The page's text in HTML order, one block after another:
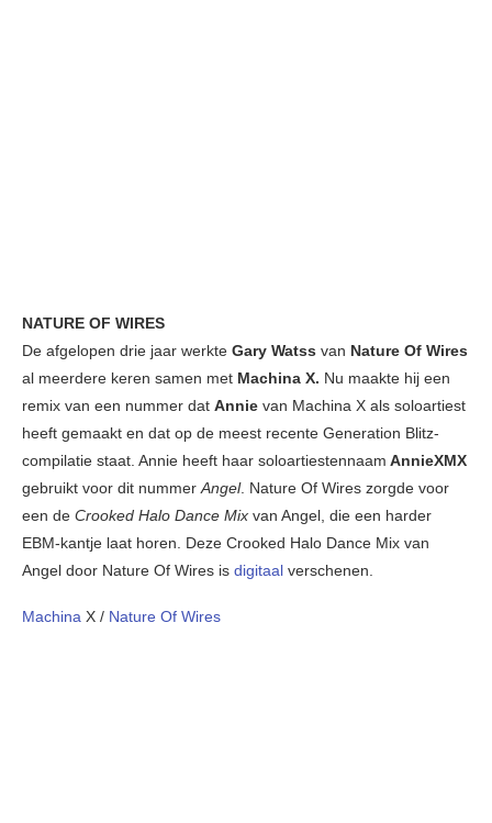
NATURE OF WIRES
De afgelopen drie jaar werkte Gary Watss van Nature Of Wires
al meerdere keren samen met Machina X. Nu maakte hij een
remix van een nummer dat Annie van Machina X als soloartiest
heeft gemaakt en dat op de meest recente Generation Blitz-
compilatie staat. Annie heeft haar soloartiestennaam AnnieXMX
gebruikt voor dit nummerAngel. Nature Of Wires zorgde voor
een de Crooked Halo Dance Mix van Angel, die een harder
EBM-kantje laat horen. Deze Crooked Halo Dance Mix van
Angel door Nature Of Wires is digitaal verschenen.
Machina X / Nature Of Wires